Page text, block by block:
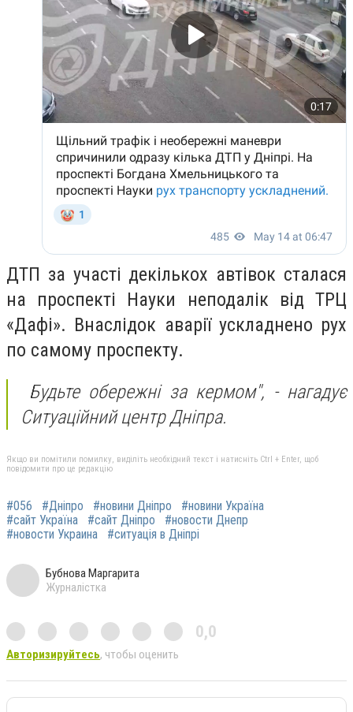
ДТП за участі декількох автівок сталася
на проспекті Науки неподалік від ТРЦ
«Дафі». Внаслідок аварії ускладнено рух
по самому проспекту.
Будьте обережні за кермом", - нагадує
Ситуаційний центр Дніпра.
Якщо ви помітили помилку, виділіть необхідний текст і натисніть Ctrl + Enter, щоб
повідомити про це редакцію
#056 #Дніпро #новини Дніпро
#новини Україна
#сайт Україна
#сайт Дніпро
#новости Днепр
#новости Украина
#ситуація в Дніпрі
Бубнова Маргарита
Журналістка
0,0
Авторизируйтесь, чтобы оценить